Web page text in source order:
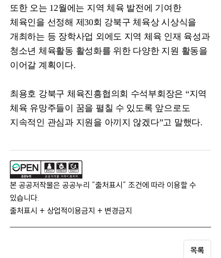
또한 오는 12월에는 지역 체육 발전에 기여한
체육인을 선정해 제30회 강북구 체육상 시상식을
개최하는 등 장학사업 외에도 지역 체육 인재 육성과
청소년 체육활동 활성화를 위한 다양한 지원 활동을
이어갈 계획이다.
최용호 강북구 체육진흥협의회 수석부회장은 “지역
체육 유망주들이 꿈을 펼칠 수 있도록 앞으로도
지속적인 관심과 지원을 아끼지 않겠다”고 말했다.
본 공공저작물은 공공누리 “출처표시” 조건에 따라 이용할 수
있습니다.
출처표시 + 상업적이용금지 + 변경금지
목록